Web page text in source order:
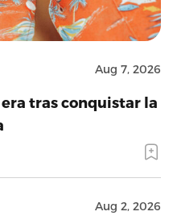
Aug 7, 2026
era tras conquistar la
Aug 2, 2026